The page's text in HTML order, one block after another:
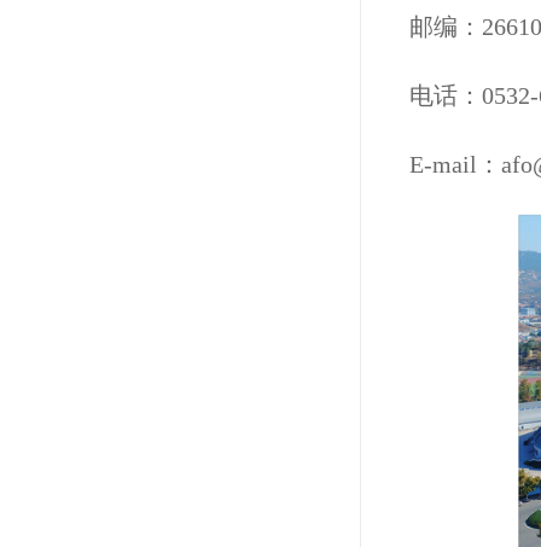
邮编：
电话：
E-mail：